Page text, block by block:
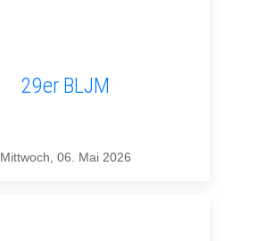
29er BLJM
Mittwoch, 06. Mai 2026